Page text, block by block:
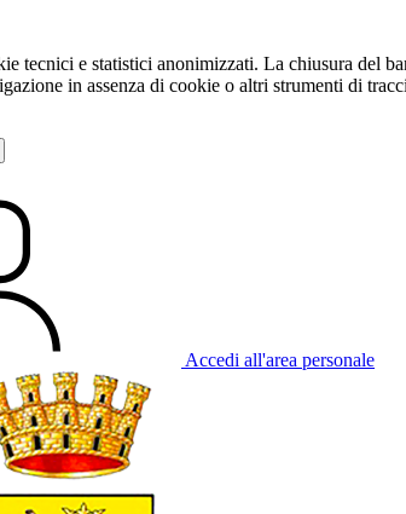
tecnici e statistici anonimizzati. La chiusura del
in assenza di cookie o altri strumenti di
Accedi all'area personale